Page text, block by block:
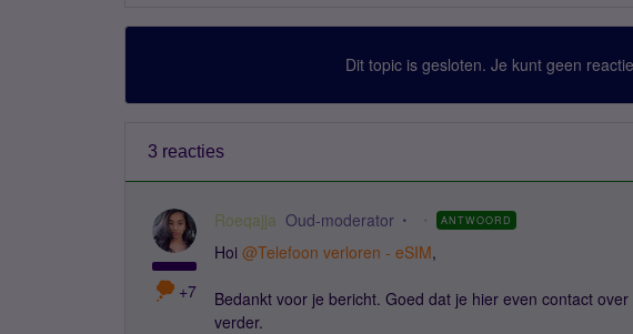
Dit topic is gesloten. Je kunt geen
3 reacties
+7
Roeqajja Oud-moderator ANTWOORD
Hoi @Telefoon verloren - eSIM,
Bedankt voor je bericht. Goed dat je hier even contact
verder.